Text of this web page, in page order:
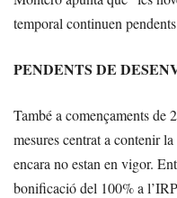
temporal continuen
PENDENTS DE
També a començaments de
mesures centrat a contenir
encara no estan en vigor.
bonificació del 100% a